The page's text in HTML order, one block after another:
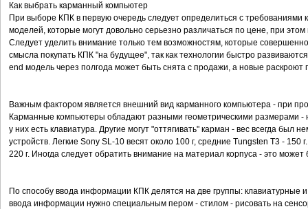
Как выбрать карманный компьютер
При выборе КПК в первую очередь следует определиться с требованиями
моделей, которые могут довольно серьезно различаться по цене, при
Следует уделить внимание только тем возможностям, которые
смысла покупать КПК "на будущее", так как технологии быстро
end модель через полгода может быть снята с продажи, а новые
Важным фактором является внешний вид карманного компьютера - при
Карманные компьютеры обладают разными геометрическими размерами -
у них есть клавиатура. Другие могут "оттягивать" карман - вес всегда был
устройств. Легкие Sony SL-10 весят около 100 г, средние Tungsten T3 -
220 г. Иногда следует обратить внимание на материал корпуса - это
По способу ввода информации КПК делятся на две группы: клавиатурные
ввода информации нужно специальным пером - стилом - рисовать на